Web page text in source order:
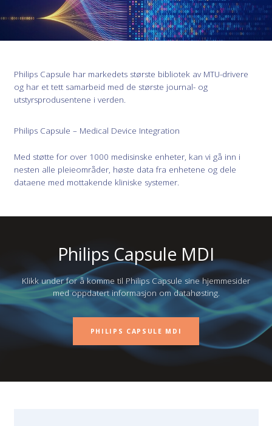
Philips Capsule har markedets største bibliotek av MTU-drivere
og har et tett samarbeid med de største journal- og
utstyrsprodusentene i verden.
Philips Capsule – Medical Device Integration
Med støtte for over 1000 medisinske enheter, kan vi gå inn i
nesten alle pleieområder, høste data fra enhetene og dele
dataene med mottakende kliniske systemer.
Philips Capsule MDI
Klikk under for å komme til Philips Capsule sine hjemmesider
med oppdatert informasjon om datahøsting.
PHILIPS CAPSULE MDI